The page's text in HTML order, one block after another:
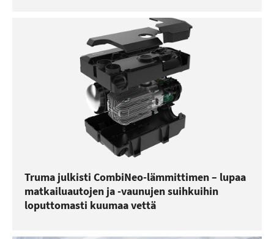
Truma julkisti CombiNeo-lämmittimen – lupaa
matkailuautojen ja -vaunujen suihkuihin
loputtomasti kuumaa vettä